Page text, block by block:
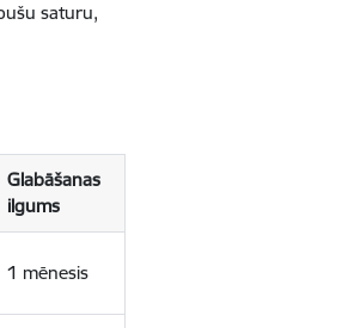
saturu,
Glabāšanas
ilgums
1 mēnesis